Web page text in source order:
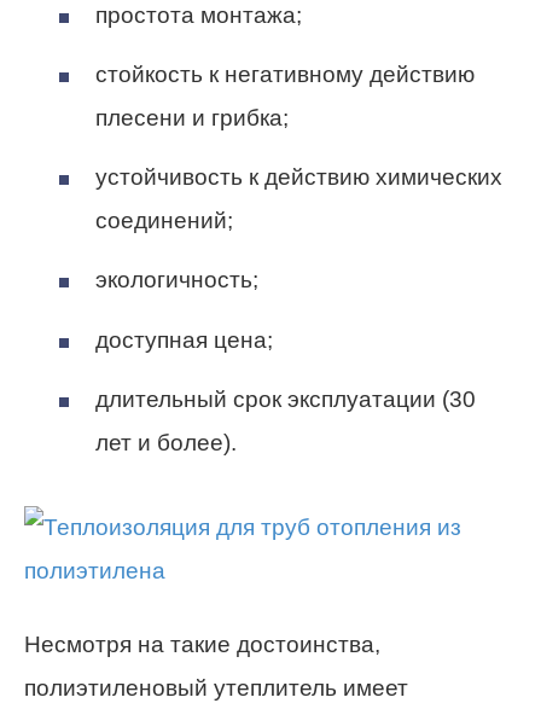
простота монтажа;
стойкость к негативному действию
плесени и грибка;
устойчивость к действию химических
соединений;
экологичность;
доступная цена;
длительный срок эксплуатации (30
лет и более).
Несмотря на такие достоинства,
полиэтиленовый утеплитель имеет